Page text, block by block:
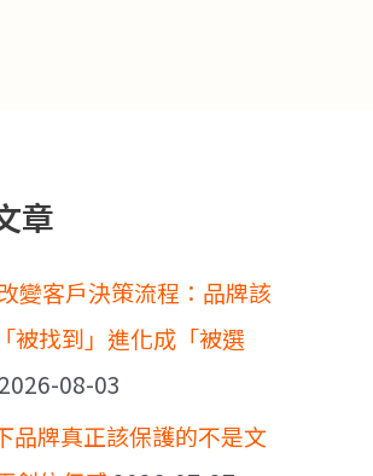
章
變客戶決策流程：品牌該
被找到」進化成「被選
2026-08-03
品牌真正該保護的不是文